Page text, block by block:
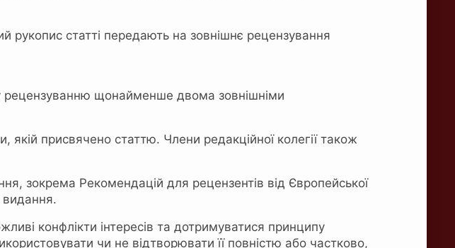
рукопис статті передають на зовнішнє рецензування
рецензуванню щонайменше двома зовнішніми
присвячено статтю. Члени редакційної колегії також
зокрема Рекомендацій для рецензентів від Європейської
видання.
конфлікти інтересів та дотримуватися принципу
чи не відтворювати її повністю або частково,